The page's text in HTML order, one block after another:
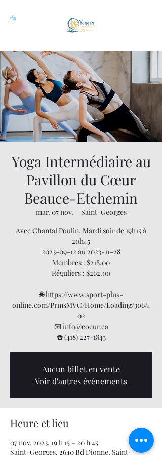
Yoga Intermédiaire au
Pavillon du Cœur
Beauce-Etchemin
mar. 07 nov.
  |
Saint-Georges
Avec Chantal Poulin, Mardi soir de 19h15 à
20h45
2023-09-12 au 2023-11-28
Membres : $218.00
Réguliers : $262.00
🌐 https://www.sport-plus-
online.com/PrmsMVC/Home/Loading/306/4
02
📧 info@coeur.ca
☎️ (418) 227-1843
Aucun billet en vente
Voir d'autres événements
Heure et lieu
07 nov. 2023, 19 h 15 – 20 h 45
Saint-Georges, 2640 Bd Dionne, Saint-